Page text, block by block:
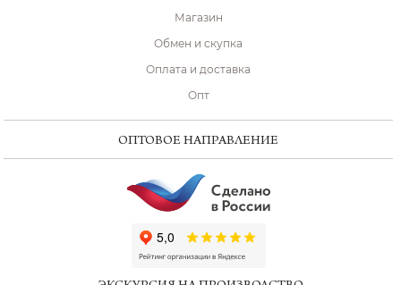
Магазин
Обмен и скупка
Оплата и доставка
Опт
ОПТОВОЕ НАПРАВЛЕНИЕ